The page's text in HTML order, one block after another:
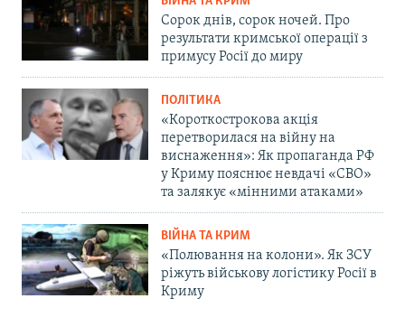
Сорок днів, сорок ночей. Про
результати кримської операції з
примусу Росії до миру
ПОЛІТИКА
«Короткострокова акція
перетворилася на війну на
виснаження»: Як пропаганда РФ
у Криму пояснює невдачі «СВО»
та залякує «мінними атаками»
ВІЙНА ТА КРИМ
«Полювання на колони». Як ЗСУ
ріжуть військову логістику Росії в
Криму